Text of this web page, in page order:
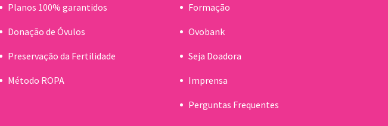
Planos 100% garantidos
Donação de Óvulos
Preservação da Fertilidade
Método ROPA
Formação
Ovobank
Seja Doadora
Imprensa
Perguntas Frequentes